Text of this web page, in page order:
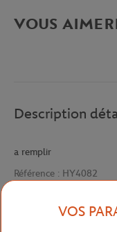
VOUS
Description
a remplir
Référence : HY4082
VOS